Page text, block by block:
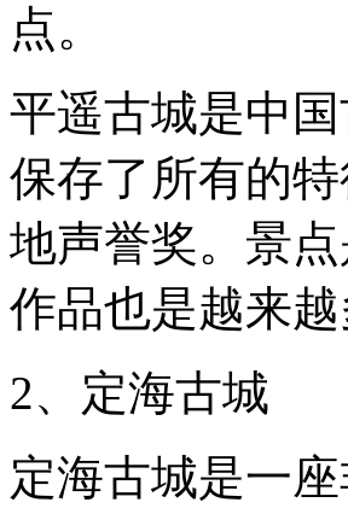
就
是
文
化，
有
着
很
多
文
化，
有
遗
比
较
出
点。
平遥古城是中
保存了所有的
地声誉奖。景
作品也是越来越
2、定海古城
定海古城是一